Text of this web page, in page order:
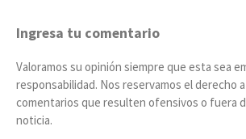
Ingresa tu comentario
Valoramos su opinión siempre que esta sea
responsabilidad. Nos reservamos el derecho
comentarios que resulten ofensivos o fuera
noticia.